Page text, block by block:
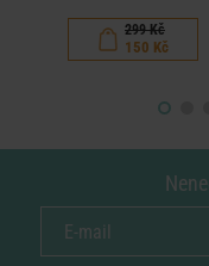
299 Kč
150 Kč